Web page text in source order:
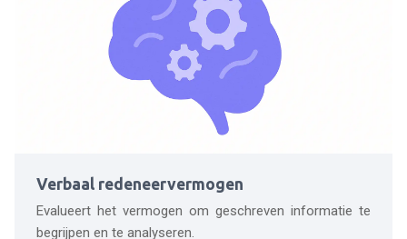
Verbaal redeneervermogen
Evalueert het vermogen om geschreven informatie te
begrijpen en te analyseren.